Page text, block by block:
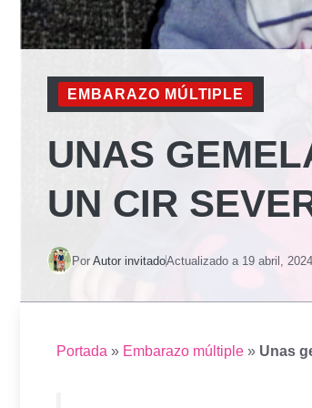
EMBARAZO MÚLTIPLE
UNAS
UN CIR
PorAutor invitadoActualizado a 19 abril, 2024
Portada » Embarazo múltiple » Unas